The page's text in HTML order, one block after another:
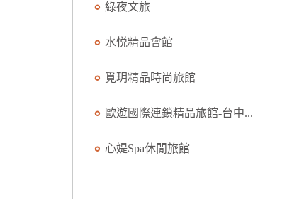
綠夜文旅
水悦精品會館
覓玥精品時尚旅館
歐遊國際連鎖精品旅館-台中...
心媞Spa休閒旅館